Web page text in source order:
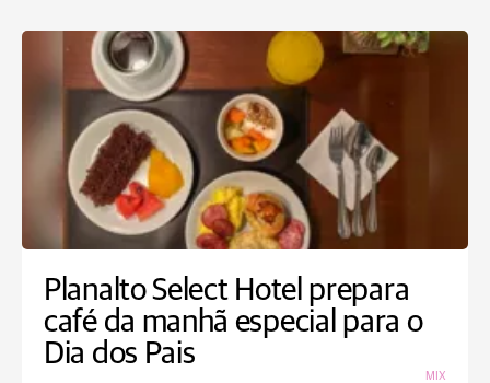
Planalto Select Hotel prepara
café da manhã especial para o
Dia dos Pais
MIX